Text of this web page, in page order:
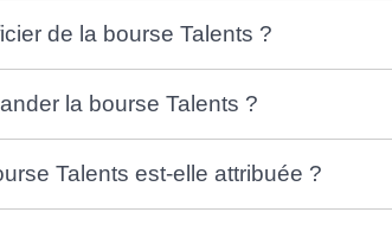
de la bourse Talents ?
la bourse Talents ?
Talents est-elle attribuée ?